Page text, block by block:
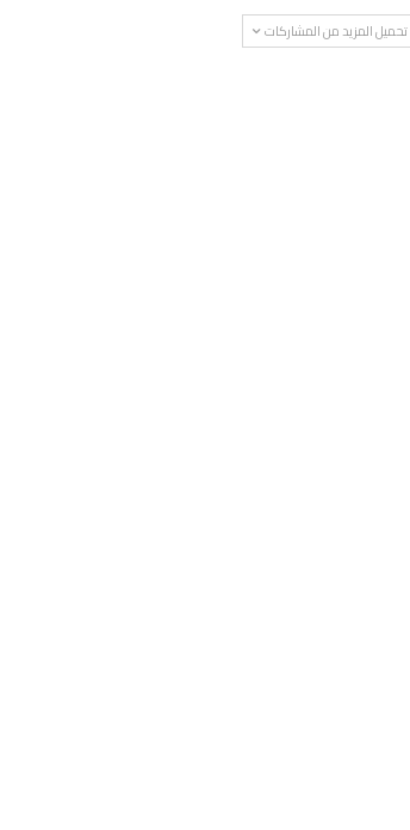
تحميل المزيد من المشاركات